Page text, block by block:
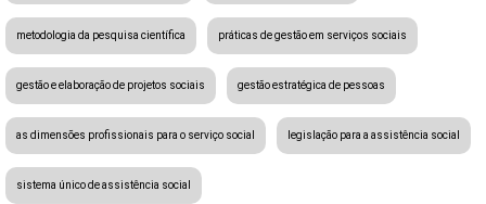
metodologia da pesquisa científica práticas de gestão em serviços sociais
gestão e elaboração de projetos sociais gestão estratégica de pessoas
as dimensões profissionais para o serviço social legislação para a assistência social
sistema único de assistência social